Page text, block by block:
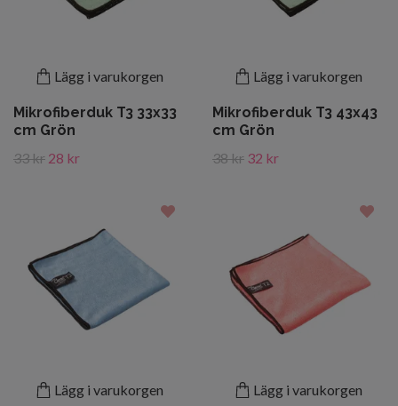
Lägg i varukorgen
Mikrofiberduk T3 33x33
cm Grön
33 kr 28 kr
Lägg i varukorgen
Mikrofiberduk T3 43x43
cm Grön
38 kr 32 kr
Lägg i varukorgen Lägg i varukorgen